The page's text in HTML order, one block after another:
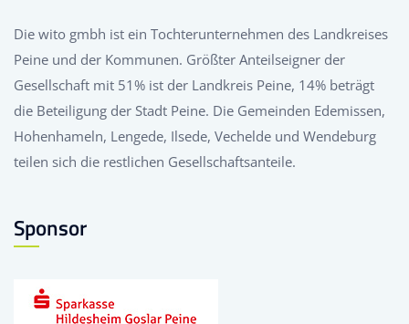
Die wito gmbh ist ein Tochterunternehmen des Landkreises
Peine und der Kommunen. Größter Anteilseigner der
Gesellschaft mit 51% ist der Landkreis Peine, 14% beträgt
die Beteiligung der Stadt Peine. Die Gemeinden Edemissen,
Hohenhameln, Lengede, Ilsede, Vechelde und Wendeburg
teilen sich die restlichen Gesellschaftsanteile.
Sponsor